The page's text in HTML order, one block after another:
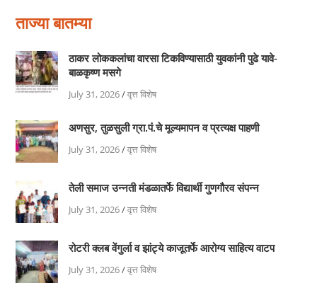
ताज्या बातम्या
ठाकर लोककलांचा वारसा टिकविण्यासाठी युवकांनी पुढे यावे-
बाळकृष्ण मसगे
July 31, 2026/वृत्त विशेष
अणसुर, तुळसुली ग्रा.पं.चे मूल्यमापन व प्रत्यक्ष पाहणी
July 31, 2026/वृत्त विशेष
तेली समाज उन्नती मंडळातर्फे विद्यार्थी गुणगौरव संपन्न
July 31, 2026/वृत्त विशेष
रोटरी क्लब वेंगुर्ला व झांट्ये काजूतर्फे आरोग्य साहित्य वाटप
July 31, 2026/वृत्त विशेष